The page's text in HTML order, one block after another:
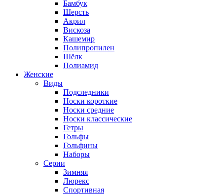
Бамбук
Шерсть
Акрил
Вискоза
Кашемир
Полипропилен
Шёлк
Полиамид
Женские
Виды
Подследники
Носки короткие
Носки средние
Носки классические
Гетры
Гольфы
Гольфины
Наборы
Серии
Зимняя
Люрекс
Спортивная